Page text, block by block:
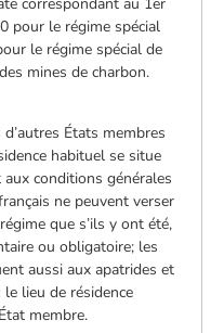
pour le régime spécial
le régime spécial de
mines de charbon.
États membres
habituel se situe
conditions générales
ne peuvent verser
que s’ils y ont été,
ou obligatoire; les
aussi aux apatrides et
lieu de résidence
membre.